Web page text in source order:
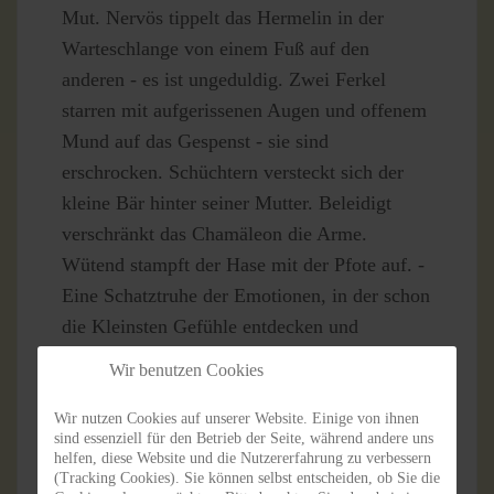
Mut. Nervös tippelt das Hermelin in der
Warteschlange von einem Fuß auf den
anderen - es ist ungeduldig. Zwei Ferkel
starren mit aufgerissenen Augen und offenem
Mund auf das Gespenst - sie sind
erschrocken. Schüchtern versteckt sich der
kleine Bär hinter seiner Mutter. Beleidigt
verschränkt das Chamäleon die Arme.
Wütend stampft der Hase mit der Pfote auf. -
Eine Schatztruhe der Emotionen, in der schon
die Kleinsten Gefühle entdecken und
Wir benutzen Cookies
Wir nutzen Cookies auf unserer Website. Einige von ihnen
sind essenziell für den Betrieb der Seite, während andere uns
helfen, diese Website und die Nutzererfahrung zu verbessern
(Tracking Cookies). Sie können selbst entscheiden, ob Sie die